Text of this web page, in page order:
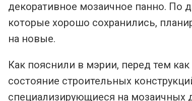
декоративное мозаичное панно. По
которые хорошо сохранились,
на новые.
Как пояснили в мэрии, перед тем
состояние строительных
специализирующиеся на мозаичных